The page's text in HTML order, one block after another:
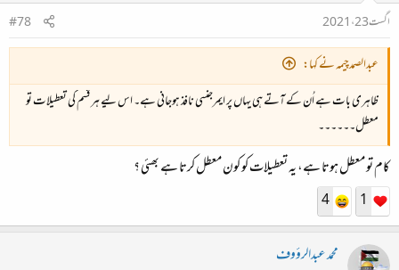
اگست 23، 2021
#78
عبدالصمدچیمہ نے کہا:
ظاہری بات ہے اُن کے آتے ہی یہاں پر ایمرجنسی نافذ ہوجانی ہے۔ اس لیے ہر قسم کی تعطیلات تو
معطل۔۔۔۔۔۔
کام تو معطل ہوتا ہے، یہ تعطیلات کو کون معطل کرتا ہے بھئی ؟
1
4
محمد عبدالرؤوف